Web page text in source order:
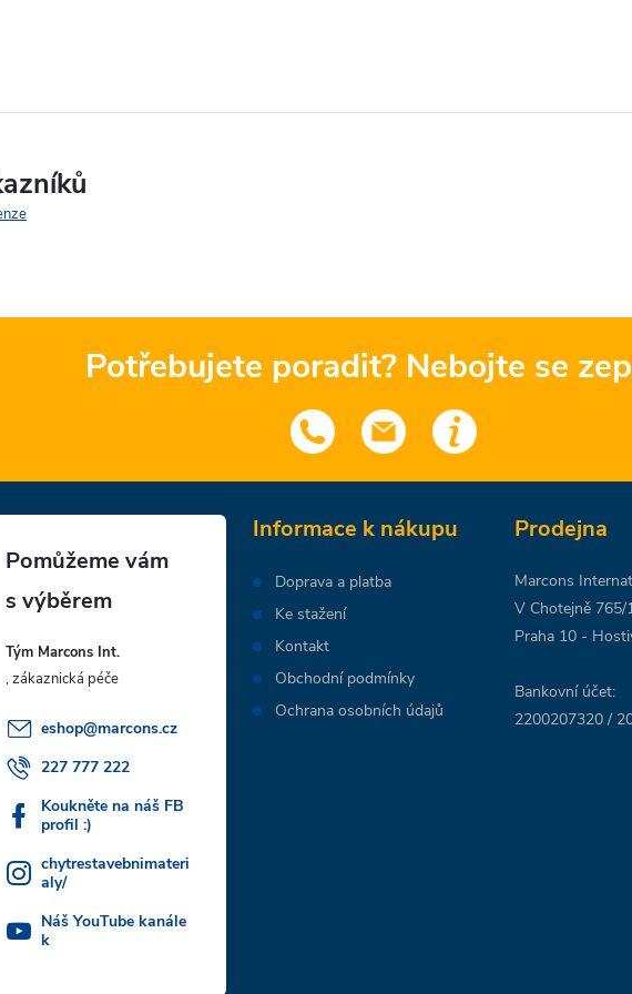
Potřebujete poradit? Nebojte se
Tým Marcons Int.
eshop@marcons.cz
227 777 222
Koukněte na náš FB
profil :)
chytrestavebnimateri
aly/
Náš YouTube kanále
k
Informace k nákupu
Doprava a platba
Ke stažení
Kontakt
Obchodní podmínky
Ochrana osobních údajů
Prodejna
Marcons
V Chotejně 765/
Praha 10 -
Bankovní účet:
2200207320 /